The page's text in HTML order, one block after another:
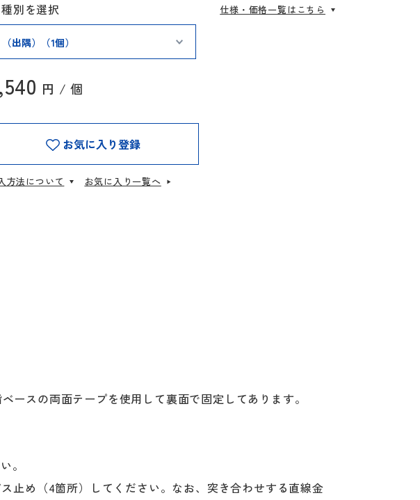
仕様・価格一覧はこちら
種別を選択
円 / 個
お気に入り登録
方法について お気に入り一覧へ
ースの両面テープを使用して裏面で固定してあります。
。
止め（4箇所）してください。なお、突き合わせする直線金